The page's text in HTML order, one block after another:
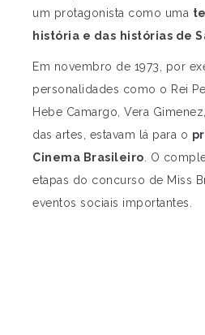
um protagonista como uma
história e das histórias de
Em novembro de 1973, por
personalidades como o Rei
Hebe Camargo, Vera
das artes, estavam lá para o
Cinema Brasileiro . O
etapas do concurso de Miss
eventos sociais importantes.